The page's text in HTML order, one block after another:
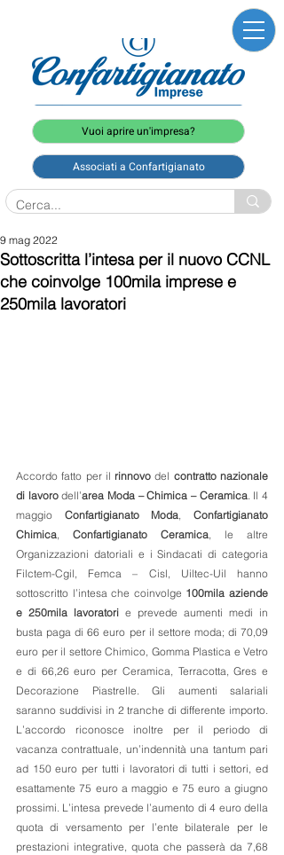
Vuoi aprire un'impresa?
Associati a Confartigianato
Sottoscritta l’intesa per il nuovo CCNL
che coinvolge 100mila imprese e
250mila lavoratori
9 mag 2022
Accordo fatto per il rinnovo del contratto nazionale
di lavoro dell’area Moda – Chimica – Ceramica. Il 4
maggio Confartigianato Moda , Confartigianato
Chimica
Confartigianato Ceramica , le altre
Organizzazioni datoriali e i Sindacati di categoria
Filctem-Cgil, Femca – Cisl, Uiltec-Uil hanno
sottoscritto l’intesa che coinvolge 100mila aziende
e 250mila lavoratori e prevede aumenti medi in
busta paga di 66 euro per il settore moda; di 70,09
euro per il settore Chimico, Gomma Plastica e Vetro
e di 66,26 euro per Ceramica, Terracotta, Gres e
Decorazione Piastrelle. Gli aumenti salariali
saranno suddivisi in 2 tranche di differente importo.
L’accordo riconosce inoltre per il periodo di
vacanza contrattuale, un’indennità una tantum pari
ad 150 euro per tutti i lavoratori di tutti i settori, ed
esattamente 75 euro a maggio e 75 euro a giugno
prossimi. L’intesa prevede l’aumento di 4 euro della
quota di versamento per l’ente bilaterale per le
prestazioni integrative, quota che passerà da 7,68